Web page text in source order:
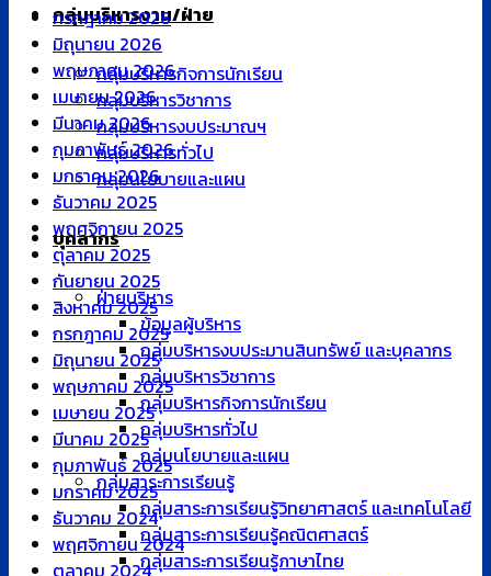
กลุ่มบริหารงาน/ฝ่าย
กลุ่มบริหารกิจการนักเรียน
กลุ่มบริหารวิชาการ
กลุ่มบริหารงบประมาณฯ
กลุ่มบริหารทั่วไป
กลุ่มนโยบายและแผน
บุคลากร
ฝ่ายบริหาร
ข้อมูลผู้บริหาร
กลุ่มบริหารงบประมานสินทรัพย์ และบุคลากร
กลุ่มบริหารวิชาการ
กลุ่มบริหารกิจการนักเรียน
กลุ่มบริหารทั่วไป
กลุ่มนโยบายและแผน
กลุ่มสาระการเรียนรู้
กลุ่มสาระการเรียนรู้วิทยาศาสตร์ และเทคโนโลยี
กลุ่มสาระการเรียนรู้คณิตศาสตร์
กลุ่มสาระการเรียนรู้ภาษาไทย
กรกฎาคม 2026
มิถุนายน 2026
พฤษภาคม 2026
เมษายน 2026
มีนาคม 2026
กุมภาพันธ์ 2026
มกราคม 2026
ธันวาคม 2025
พฤศจิกายน 2025
ตุลาคม 2025
กันยายน 2025
สิงหาคม 2025
กรกฎาคม 2025
มิถุนายน 2025
พฤษภาคม 2025
เมษายน 2025
มีนาคม 2025
กุมภาพันธ์ 2025
มกราคม 2025
ธันวาคม 2024
พฤศจิกายน 2024
ตุลาคม 2024